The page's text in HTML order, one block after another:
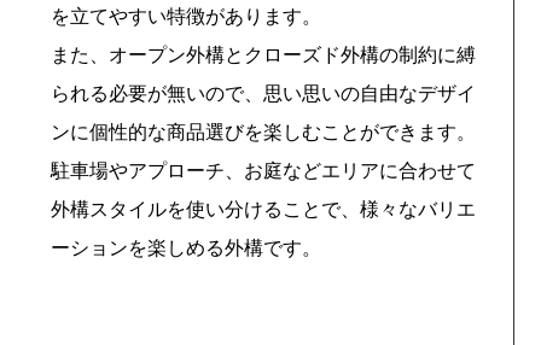
を立てやすい特徴があります。
また、オープン外構とクローズド外構の制約に縛
られる必要が無いので、思い思いの自由なデザイ
ンに個性的な商品選びを楽しむことができます。
駐車場やアプローチ、お庭などエリアに合わせて
外構スタイルを使い分けることで、様々なバリエ
ーションを楽しめる外構です。